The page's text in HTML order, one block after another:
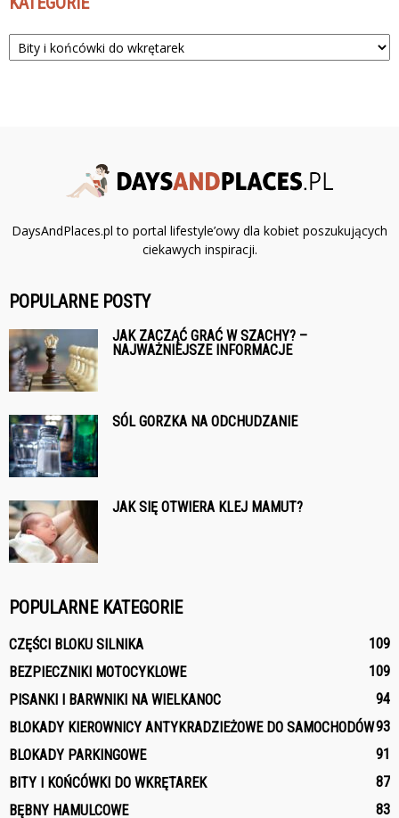
Kategorie
DaysAndPlaces.pl to portal lifestyle’owy dla kobiet poszukujących
ciekawych inspiracji.
POPULARNE POSTY
JAK ZACZĄĆ GRAĆ W SZACHY? –
NAJWAŻNIEJSZE INFORMACJE
SÓL GORZKA NA ODCHUDZANIE
JAK SIĘ OTWIERA KLEJ MAMUT?
POPULARNE KATEGORIE
CZĘŚCI BLOKU SILNIKA
109
BEZPIECZNIKI MOTOCYKLOWE
109
PISANKI I BARWNIKI NA WIELKANOC
94
BLOKADY KIEROWNICY ANTYKRADZIEŻOWE DO SAMOCHODÓW93
BLOKADY PARKINGOWE
91
BITY I KOŃCÓWKI DO WKRĘTAREK
87
BĘBNY HAMULCOWE
83